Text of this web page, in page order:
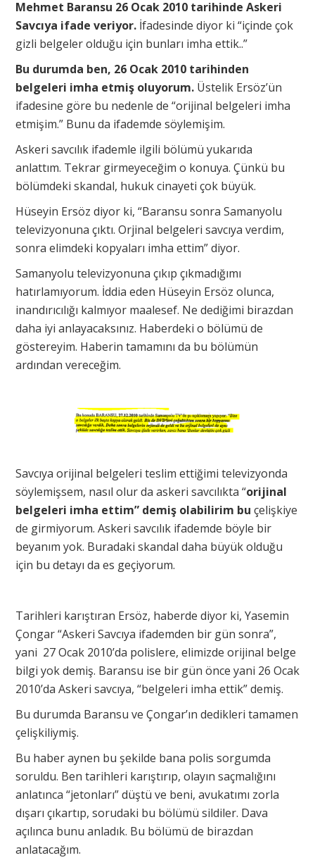
Mehmet Baransu 26 Ocak 2010 tarihinde Askeri
Savcıya ifade veriyor.İfadesinde diyor ki “içinde çok
gizli belgeler olduğu için bunları imha ettik..”
Bu durumda ben, 26 Ocak 2010 tarihinden
belgeleri imha etmiş oluyorum. Üstelik Ersöz’ün
ifadesine göre bu nedenle de “orijinal belgeleri imha
etmişim.” Bunu da ifademde söylemişim.
Askeri savcılık ifademle ilgili bölümü yukarıda
anlattım. Tekrar girmeyeceğim o konuya. Çünkü bu
bölümdeki skandal, hukuk cinayeti çok büyük.
Hüseyin Ersöz diyor ki, “Baransu sonra Samanyolu
televizyonuna çıktı. Orjinal belgeleri savcıya verdim,
sonra elimdeki kopyaları imha ettim” diyor.
Samanyolu televizyonuna çıkıp çıkmadığımı
hatırlamıyorum. İddia eden Hüseyin Ersöz olunca,
inandırıcılığı kalmıyor maalesef. Ne dediğimi birazdan
daha iyi anlayacaksınız. Haberdeki o bölümü de
göstereyim. Haberin tamamını da bu bölümün
ardından vereceğim.
Savcıya orijinal belgeleri teslim ettiğimi televizyonda
söylemişsem, nasıl olur da askeri savcılıkta “orijinal
belgeleri imha ettim” demiş olabilirim bu çelişkiye
de girmiyorum. Askeri savcılık ifademde böyle bir
beyanım yok. Buradaki skandal daha büyük olduğu
için bu detayı da es geçiyorum.
Tarihleri karıştıran Ersöz, haberde diyor ki, Yasemin
Çongar “Askeri Savcıya ifademden bir gün sonra”,
yani 27 Ocak 2010’da polislere, elimizde orijinal belge
bilgi yok demiş. Baransu ise bir gün önce yani 26 Ocak
2010’da Askeri savcıya, “belgeleri imha ettik” demiş.
Bu durumda Baransu ve Çongar’ın dedikleri tamamen
çelişkiliymiş.
Bu haber aynen bu şekilde bana polis sorgumda
soruldu. Ben tarihleri karıştırıp, olayın saçmalığını
anlatınca “jetonları” düştü ve beni, avukatımı zorla
dışarı çıkartıp, sorudaki bu bölümü sildiler. Dava
açılınca bunu anladık. Bu bölümü de birazdan
anlatacağım.